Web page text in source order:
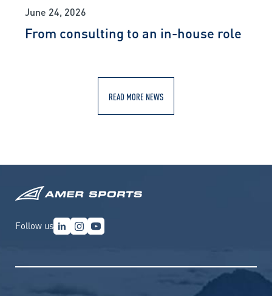
June 24, 2026
From consulting to an in-house role
READ MORE NEWS
Follow us